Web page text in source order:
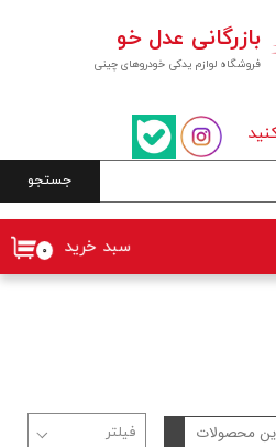
فروشگاه لوازم یدکی خودروهای چینی
بازرگانی عدل خو
جستجو
۰ سبد خرید